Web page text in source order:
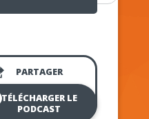
PARTAGER
TÉLÉCHARGER LE
PODCAST